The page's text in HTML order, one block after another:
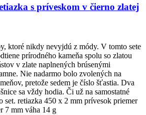
s príveskom v čierno zlatej
ktoré nikdy nevyjdú z módy. V tomto sete
prírodného kameňa spolu so zlatou
v zlate naplnených brúsenými
Nie nadarmo bolo zvolených na
pretože sedem je číslo šťastia. Dva
sa vždy hodia. Či už na samostatné
set. retiazka 450 x 2 mm prívesok priemer
7 mm váha 14 g